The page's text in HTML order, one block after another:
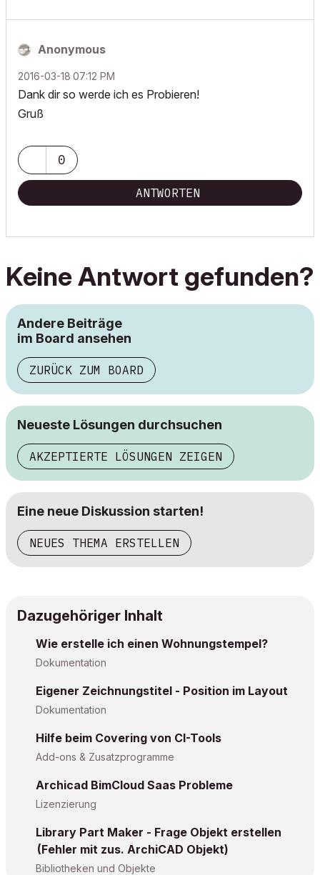
Anonymous
‎2016-03-18 07:12 PM
Dank dir so werde ich es Probieren!
Gruß
0
ANTWORTEN
Keine Antwort gefunden?
Andere Beiträge
im Board ansehen
ZURÜCK ZUM BOARD
Neueste Lösungen durchsuchen
AKZEPTIERTE LÖSUNGEN ZEIGEN
Eine neue Diskussion starten!
NEUES THEMA ERSTELLEN
Dazugehöriger Inhalt
Wie erstelle ich einen Wohnungstempel?
Dokumentation
Eigener Zeichnungstitel - Position im Layout
Dokumentation
Hilfe beim Covering von CI-Tools
Add-ons & Zusatzprogramme
Archicad BimCloud Saas Probleme
Lizenzierung
Library Part Maker - Frage Objekt erstellen
(Fehler mit zus. ArchiCAD Objekt)
Bibliotheken und Objekte